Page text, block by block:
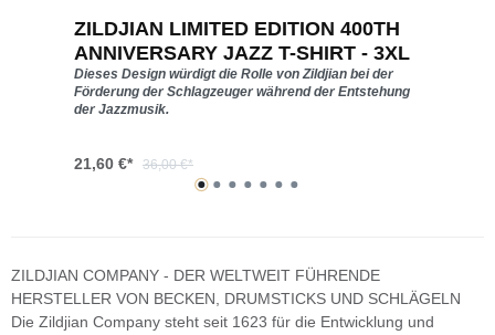
ZILDJIAN LIMITED EDITION 400TH
ANNIVERSARY JAZZ T-SHIRT - 3XL
Dieses Design würdigt die Rolle von Zildjian bei der
Förderung der Schlagzeuger während der Entstehung
der Jazzmusik.
21,60 €* 36,00 €*
ZILDJIAN COMPANY - DER WELTWEIT FÜHRENDE
HERSTELLER VON BECKEN, DRUMSTICKS UND SCHLÄGELN
Die Zildjian Company steht seit 1623 für die Entwicklung und